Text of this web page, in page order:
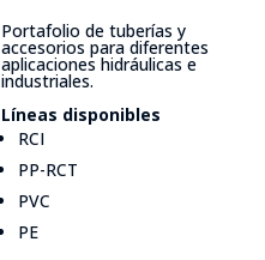
Portafolio de tuberías y
accesorios para diferentes
aplicaciones hidráulicas e
industriales.
Líneas disponibles
RCI
PP-RCT
PVC
PE